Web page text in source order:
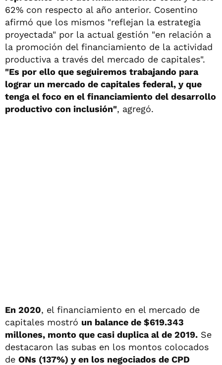
62% con respecto al año anterior. Cosentino
afirmó que los mismos "reflejan la estrategia
proyectada" por la actual gestión "en relación a
la promoción del financiamiento de la actividad
productiva a través del mercado de capitales".
"Es por ello que seguiremos trabajando para
lograr un mercado de capitales federal, y que
tenga el foco en el financiamiento del desarrollo
productivo con inclusión", agregó.
En 2020, el financiamiento en el mercado de
capitales mostró un balance de $619.343
millones, monto que casi duplica al de 2019. Se
destacaron las subas en los montos colocados
de ONs (137%) y en los negociados de CPD